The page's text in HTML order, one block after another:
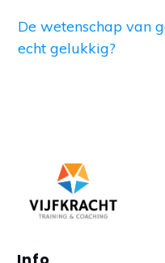
De wetenschap van
echt gelukkig?